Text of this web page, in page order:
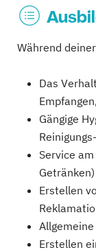
Während
Das
Gängige
Service
Getränken)
Erstellen
Erstellen